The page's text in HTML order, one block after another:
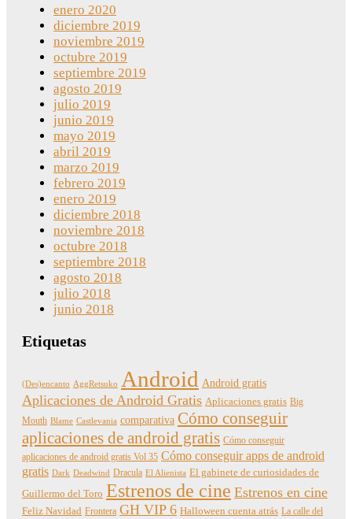
enero 2020
diciembre 2019
noviembre 2019
octubre 2019
septiembre 2019
agosto 2019
julio 2019
junio 2019
mayo 2019
abril 2019
marzo 2019
febrero 2019
enero 2019
diciembre 2018
noviembre 2018
octubre 2018
septiembre 2018
agosto 2018
julio 2018
junio 2018
Etiquetas
(Des)encanto AggRetsuko Android Android gratis
Aplicaciones de Android Gratis Aplicaciones gratis Big
Mouth Blame Castlevania comparativa Cómo conseguir
aplicaciones de android gratis Cómo conseguir
aplicaciones de android gratis Vol 35 Cómo conseguir apps de android
gratis Dark Deadwind Dracula El Alienista El gabinete de curiosidades de
Guillermo del Toro Estrenos de cine Estrenos en cine
Feliz Navidad Frontera GH VIP 6 Halloween cuenta atrás La calle del